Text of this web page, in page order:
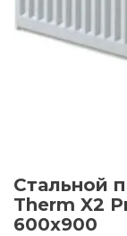
Стальной
Therm X2
600x900